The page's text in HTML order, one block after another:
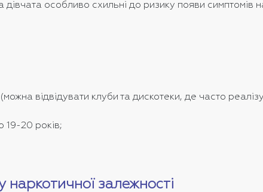
особливо схильні до ризику появи симптомів
відвідувати клуби та дискотеки, де часто
19-20 років;
залежності